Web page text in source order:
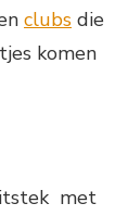
clubs die
komen
met